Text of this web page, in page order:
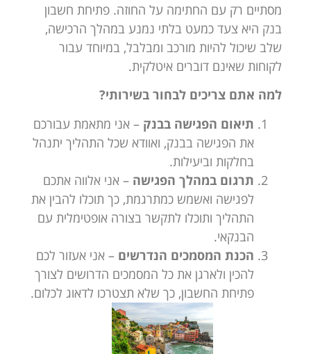
מסתיים רק עם החתימה על החוזה. פתיחת חשבון
בנק היא צעד כמעט בלתי נמנע במהלך הרכישה,
שלב שיכול להיות מורכב ומבלבל, במיוחד עבור
לקוחות שאינם דוברים איטלקית.
למה אתם צריכים לבחור בשירותי?
תיאום הפגישה בבנק – אני מתאמת עבורכם
את הפגישה בבנק, ואוודא שכל התהליך יתנהל
בחלקות וביעילות.
תרגום במהלך הפגישה – אני אלווה אתכם
לפגישה ואשמש כמתרגמת, כך תוכלו להבין את
התהליך ותוכלו לתקשר בצורה אופטימלית עם
הבנקאי.
הכנת המסמכים הנדרשים – אני אעזור לכם
להכין ולארגן את כל המסמכים הדרושים לצורך
פתיחת החשבון, כך שלא תצטרכו לדאוג לכלום.